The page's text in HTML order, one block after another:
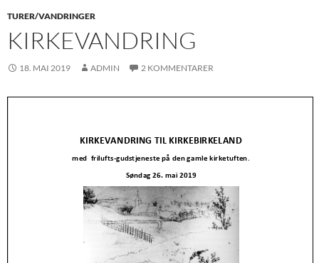
TURER/VANDRINGER
KIRKEVANDRING
18. MAI 2019 ADMIN 2 KOMMENTARER